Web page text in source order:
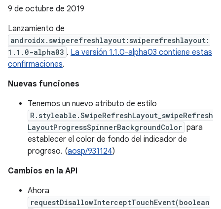
9 de octubre de 2019
Lanzamiento de
androidx.swiperefreshlayout:swiperefreshlayout:
1.1.0-alpha03 . La versión 1.1.0-alpha03 contiene estas
confirmaciones.
Nuevas funciones
Tenemos un nuevo atributo de estilo
R.styleable.SwipeRefreshLayout_swipeRefresh
LayoutProgressSpinnerBackgroundColor para
establecer el color de fondo del indicador de
progreso. (aosp/931124)
Cambios en la API
Ahora
requestDisallowInterceptTouchEvent(boolean